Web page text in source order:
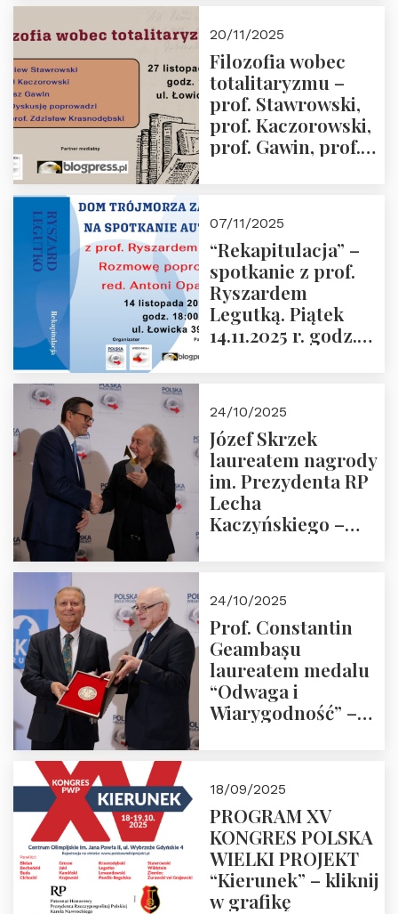
Przemysław
Sobolewski – 4
grudnia 2025 r.
godz. 18:00.
20/11/2025
Filozofia wobec
totalitaryzmu –
prof. Stawrowski,
prof. Kaczorowski,
prof. Gawin, prof.
07/11/2025
“Rekapitulacja” –
spotkanie z prof.
Ryszardem
Legutką. Piątek
14.11.2025 r. godz.
24/10/2025
Józef Skrzek
laureatem nagrody
im. Prezydenta RP
Lecha
Kaczyńskiego –
24/10/2025
Prof. Constantin
Geambașu
laureatem medalu
“Odwaga i
Wiarygodność” –
18/09/2025
PROGRAM XV
KONGRES POLSKA
WIELKI PROJEKT
“Kierunek” – kliknij
w grafikę